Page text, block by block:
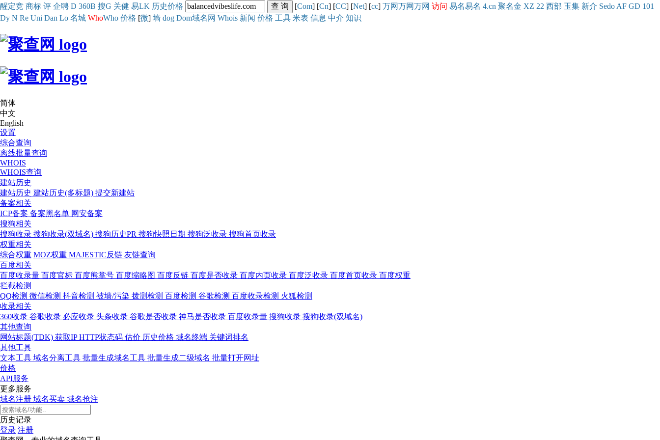
醒定竞 商标 评 企聘 D 360B 搜G 关健 易LK 历史价格 [Com] [Cn] [CC] [Net] [cc] 万网万网万网 访问 易名易名 4.cn 聚名金 XZ 22 西部 玉集 新介 Sedo AF GD 101
Dy N Re Uni Dan Lo 名城 WhoWho 价格 [微] 墙 dog Dom域名网 Whois 新闻 价格 工具 米表 信息 中介 知识